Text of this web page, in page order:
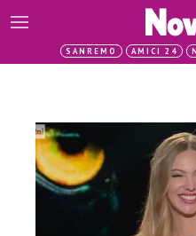
SANREMO AMICI 24